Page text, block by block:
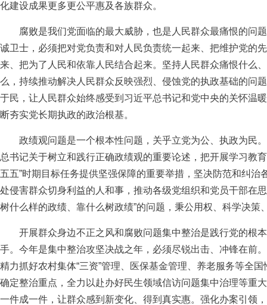
化建设成果更多更公平惠及各族群众。
腐败是我们党面临的最大威胁，也是人民群众最痛恨的问
诚卫士，必须把对党负责和对人民负责统一起来、把维护党的
来、把为了人民和依靠人民结合起来。坚持人民群众痛恨什么
么，持续推动解决人民群众反映强烈、侵蚀党的执政基础的问
于民，让人民群众始终感受到习近平总书记和党中央的关怀温
断夯实党长期执政的政治根基。
政绩观问题是一个根本性问题，关乎立党为公、执政为民
总书记关于树立和践行正确政绩观的重要论述，把开展学习教
五五”时期目标任务提供坚强保障的重要举措，坚决防范和纠治
处侵害群众切身利益的人和事，推动各级党组织和党员干部在
树什么样的政绩、靠什么树政绩”的问题，秉公用权、科学决策
开展群众身边不正之风和腐败问题集中整治是践行党的根
手。今年是集中整治攻坚决战之年，必须尽锐出击、冲锋在前
精力抓好农村集体“三资”管理、医保基金管理、养老服务等全
确定整治重点，全力以赴办好民生领域信访问题集中治理等重
一件成一件，让群众感到新变化、得到真实惠。强化办案引领